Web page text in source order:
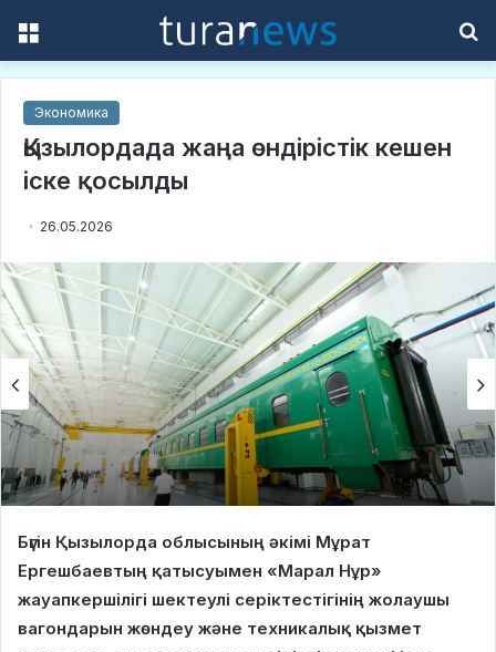
Экономика
Қызылордада жаңа өндірістік кешен
іске қосылды
26.05.2026
Бүгін Қызылорда облысының әкімі Мұрат
Ергешбаевтың қатысуымен «Марал Нұр»
жауапкершілігі шектеулі серіктестігінің жолаушы
вагондарын жөндеу және техникалық қызмет